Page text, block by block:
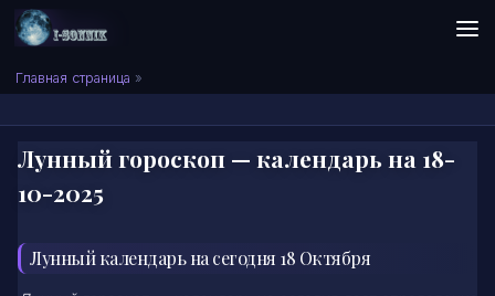
Skip to content
Сонник I-SONNIK.COM
Главная страница »
Лунный гороскоп — календарь на 18-
10-2025
Лунный календарь на сегодня 18 Октября